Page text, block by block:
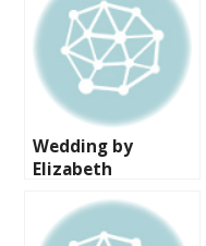
Wedding by
Elizabeth